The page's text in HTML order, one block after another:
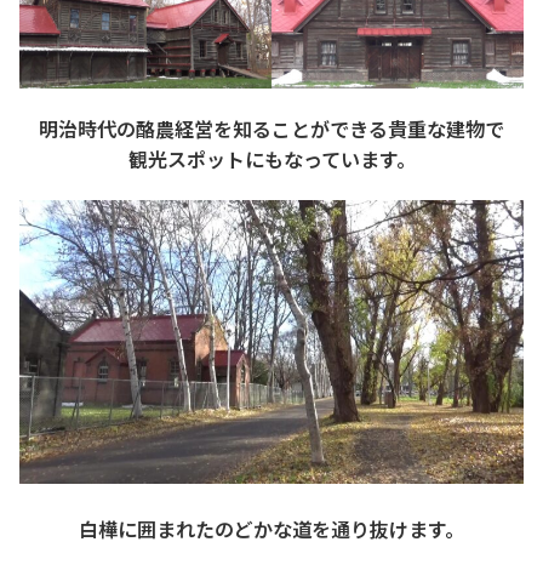
明治時代の酪農経営を知ることができる貴重な建物で
観光スポットにもなっています。
白樺に囲まれたのどかな道を通り抜けます。